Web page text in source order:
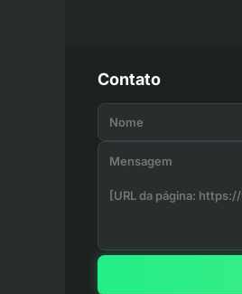
Contato